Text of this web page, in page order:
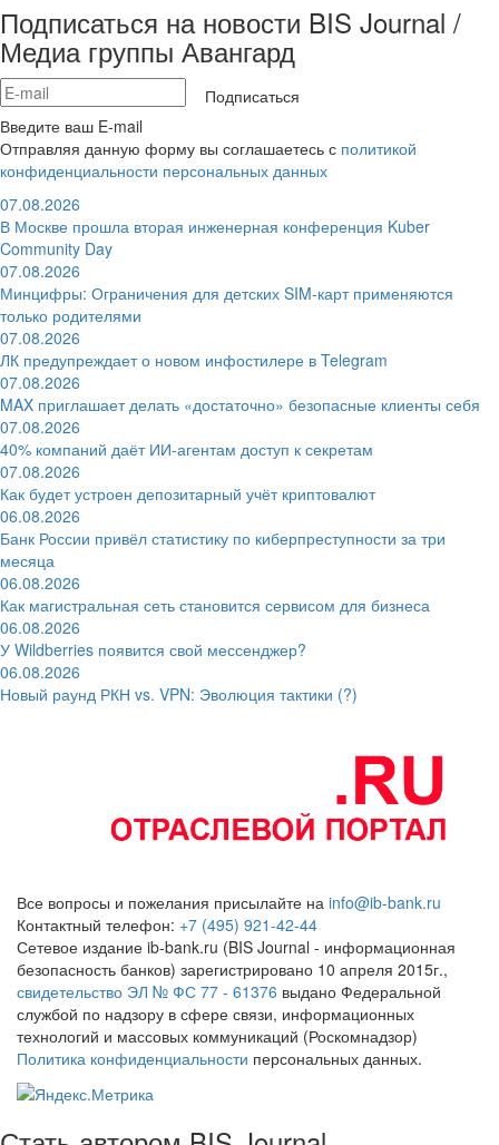
Подписаться на новости BIS Journal /
Медиа группы Авангард
Подписаться
Введите ваш E-mail
Отправляя данную форму вы соглашаетесь с политикой
конфиденциальности персональных данных
07.08.2026
В Москве прошла вторая инженерная конференция Kuber
Community Day
07.08.2026
Минцифры: Ограничения для детских SIM-карт применяются
только родителями
07.08.2026
ЛК предупреждает о новом инфостилере в Telegram
07.08.2026
MAX приглашает делать «достаточно» безопасные клиенты себя
07.08.2026
40% компаний даёт ИИ‑агентам доступ к секретам
07.08.2026
Как будет устроен депозитарный учёт криптовалют
06.08.2026
Банк России привёл статистику по киберпреступности за три
месяца
06.08.2026
Как магистральная сеть становится сервисом для бизнеса
06.08.2026
У Wildberries появится свой мессенджер?
06.08.2026
Новый раунд РКН vs. VPN: Эволюция тактики (?)
Все вопросы и пожелания присылайте на info@ib-bank.ru
Контактный телефон: +7 (495) 921-42-44
Сетевое издание ib-bank.ru (BIS Journal - информационная
безопасность банков) зарегистрировано 10 апреля 2015г.,
свидетельство ЭЛ № ФС 77 - 61376 выдано Федеральной
службой по надзору в сфере связи, информационных
технологий и массовых коммуникаций (Роскомнадзор)
Политика конфиденциальности персональных данных.